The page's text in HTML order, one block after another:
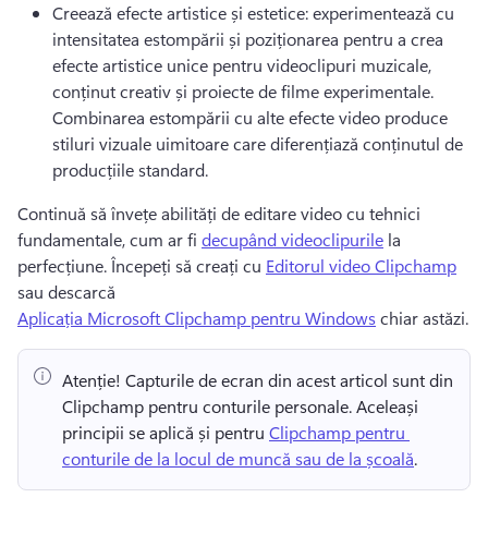
Creează efecte artistice și estetice: experimentează cu
intensitatea estompării și poziționarea pentru a crea
efecte artistice unice pentru videoclipuri muzicale,
Combinarea estompării cu alte efecte video produce
stiluri vizuale uimitoare care diferențiază conținutul de
producțiile standard.
Continuă să învețe abilități de editare video cu tehnici
fundamentale, cum ar fi decupând videoclipurile la
perfecțiune. Începeți să creați cu Editorul video Clipchamp
sau descarcă
Aplicația Microsoft Clipchamp pentru Windows
Atenție! Capturile de ecran din acest articol sunt din
Clipchamp pentru conturile personale. Aceleași
principii se aplică și pentru Clipchamp pentru
conturile de la locul de muncă sau de la școală.